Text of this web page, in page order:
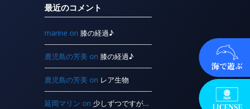
最近のコメント
marine on 膝の経過♪
鹿児島の芳美 on 膝の経過♪
鹿児島の芳美 on レア生物
延岡マリン on 少しずつですが…